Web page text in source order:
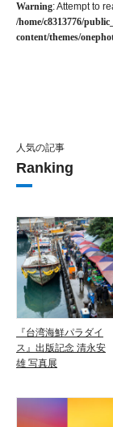
Warning: Attempt to
/home/c8313776/
content/themes/
人気の記事
Ranking
『台湾海鮮パラダイ
ス』出版記念 清永安
雄 写真展